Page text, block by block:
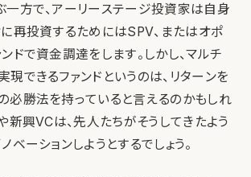
一方で、アーリーステージ投資家は自身
に再投資するためにはSPV、またはオポ
ドで資金調達をします。しかし、マルチ
できるファンドというのは、リターンを
必勝法を持っていると言えるのかもしれ
新興VCは、先人たちがそうしてきたよう
ベーションしようとするでしょう。